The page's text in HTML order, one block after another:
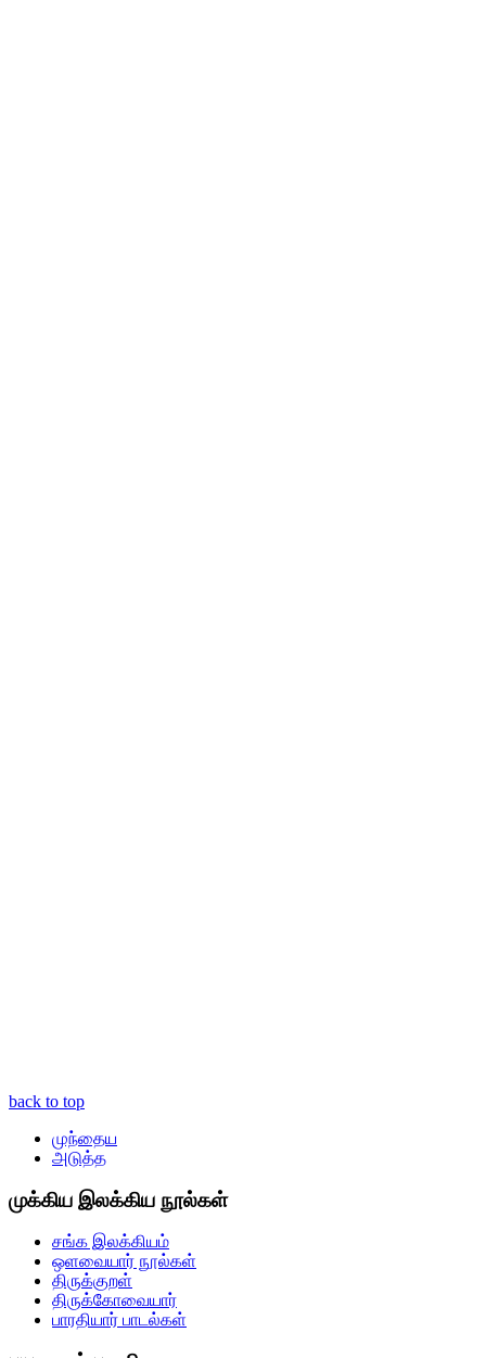
back to top
முந்தைய
அடுத்த
முக்கிய இலக்கிய நூல்கள்
சங்க இலக்கியம்
ஒளவையார் நூல்கள்
திருக்குறள்
திருக்கோவையார்
பாரதியார் பாடல்கள்